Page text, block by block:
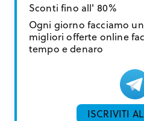
Sconti fino all' 80%
Ogni giorno facciamo
migliori offerte online
tempo e denaro
ISCRIVITI